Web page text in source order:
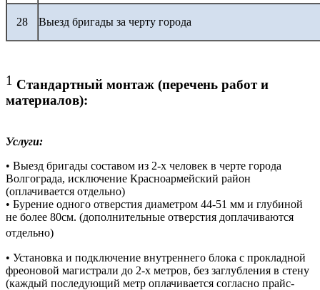
28 Выезд бригады за черту города
1 Стандартный монтаж (перечень работ и
материалов):
Услуги:
• Выезд бригады составом из 2-х человек в черте города
Волгограда, исключение Красноармейский район
(оплачивается отдельно)
• Бурение одного отверстия диаметром 44-51 мм и глубиной
не более 80см. (дополнительные отверстия доплачиваются
отдельно)
• Установка и подключение внутреннего блока с прокладной
фреоновой магистрали до 2-х метров, без заглубления в стену
(каждый последующий метр оплачивается согласно прайс-